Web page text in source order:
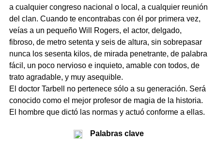
a cualquier congreso nacional o local, a cualquier reunión
del clan. Cuando te encontrabas con él por primera vez,
veías a un pequeño Will Rogers, el actor, delgado,
fibroso, de metro setenta y seis de altura, sin sobrepasar
nunca los sesenta kilos, de mirada penetrante, de palabra
fácil, un poco nervioso e inquieto, amable con todos, de
trato agradable, y muy asequible.
El doctor Tarbell no pertenece sólo a su generación. Será
conocido como el mejor profesor de magia de la historia.
El hombre que dictó las normas y actuó conforme a ellas.
Palabras clave